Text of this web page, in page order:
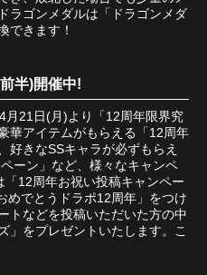
ラゴンメダルは「ドラゴンメダ
できます！
半)開催中!
月21日(月)より「12周年限界究
華アイテムがもらえる「12周年
好きなSSキャラが必ずもらえ
ーン」など、様々なキャンペ
12周年お祝い投稿キャンペー
めでとうドラポ12周年」をつけ
トなどを投稿いただいた方の中
」をプレゼントいたします。こ